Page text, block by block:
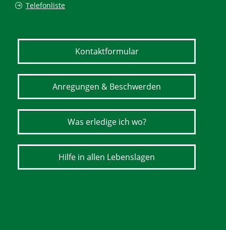
Telefonliste
Kontaktformular
Anregungen & Beschwerden
Was erledige ich wo?
Hilfe in allen Lebenslagen